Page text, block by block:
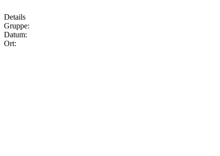
Details
Gruppe:
Datum:
Ort: